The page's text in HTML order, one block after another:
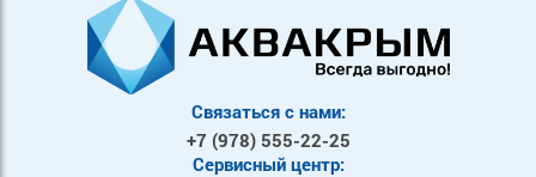
Связаться с нами:
+7 (978) 555-22-25
Сервисный центр: